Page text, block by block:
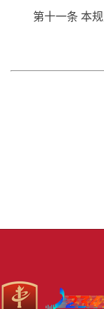
第十一条 本